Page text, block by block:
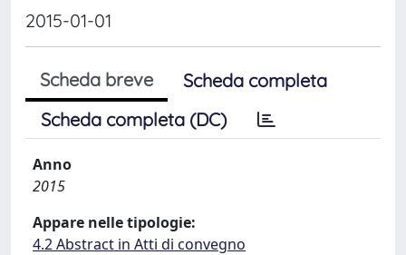
2015-01-01
Scheda breve
Scheda completa
Scheda completa (DC)
Anno
2015
Appare nelle tipologie:
4.2 Abstract in Atti di convegno